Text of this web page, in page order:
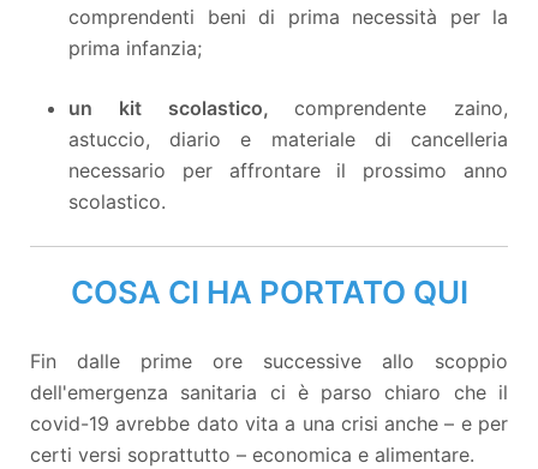
comprendenti beni di prima necessità per la
prima infanzia;
un kit scolastico,comprendente zaino,
astuccio, diario e materiale di cancelleria
necessario per affrontare il prossimo anno
scolastico.
COSA CI HA PORTATO QUI
Fin dalle prime ore successive allo scoppio
dell'emergenza sanitaria ci è parso chiaro che il
covid-19 avrebbe dato vita a una crisi anche – e per
certi versi soprattutto – economica e alimentare.